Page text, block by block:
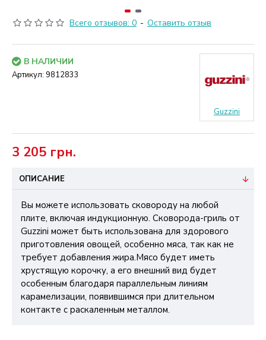
Всего отзывов: 0 - Оставить отзыв
3 205 грн.
В НАЛИЧИИ
Артикул: 9812833
Guzzini
ОПИСАНИЕ
Вы можете использовать сковороду на любой
плите, включая индукционную. Сковорода-гриль от
Guzzini может быть использована для здорового
приготовления овощей, особенно мяса, так как не
требует добавления жира.Мясо будет иметь
хрустящую корочку, а его внешний вид будет
особенным благодаря параллельным линиям
карамелизации, появившимся при длительном
контакте с раскаленным металлом.